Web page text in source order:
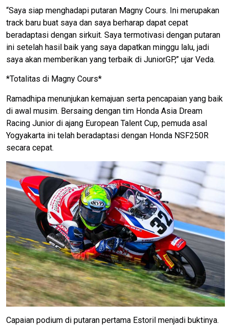
“Saya siap menghadapi putaran Magny Cours. Ini merupakan
track baru buat saya dan saya berharap dapat cepat
beradaptasi dengan sirkuit. Saya termotivasi dengan putaran
ini setelah hasil baik yang saya dapatkan minggu lalu, jadi
saya akan memberikan yang terbaik di JuniorGP,” ujar Veda.
*Totalitas di Magny Cours*
Ramadhipa menunjukan kemajuan serta pencapaian yang baik
di awal musim. Bersaing dengan tim Honda Asia Dream
Racing Junior di ajang European Talent Cup, pemuda asal
Yogyakarta ini telah beradaptasi dengan Honda NSF250R
secara cepat.
Capaian podium di putaran pertama Estoril menjadi buktinya.